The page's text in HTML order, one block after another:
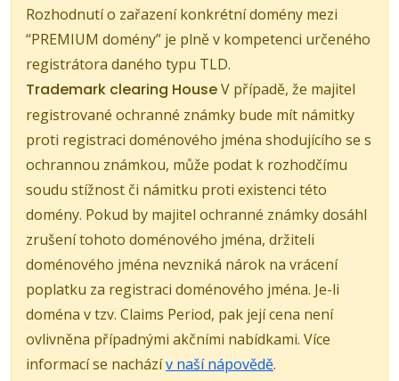
Rozhodnutí o zařazení konkrétní domény mezi
“PREMIUM domény” je plně v kompetenci určeného
registrátora daného typu TLD.
Trademark clearing HouseV případě, že majitel
registrované ochranné známky bude mít námitky
proti registraci doménového jména shodujícího se s
ochrannou známkou, může podat k rozhodčímu
soudu stížnost či námitku proti existenci této
domény. Pokud by majitel ochranné známky dosáhl
zrušení tohoto doménového jména, držiteli
doménového jména nevzniká nárok na vrácení
poplatku za registraci doménového jména. Je-li
doména v tzv. Claims Period, pak její cena není
ovlivněna případnými akčními nabídkami. Více
informací se nacházív naší nápovědě.